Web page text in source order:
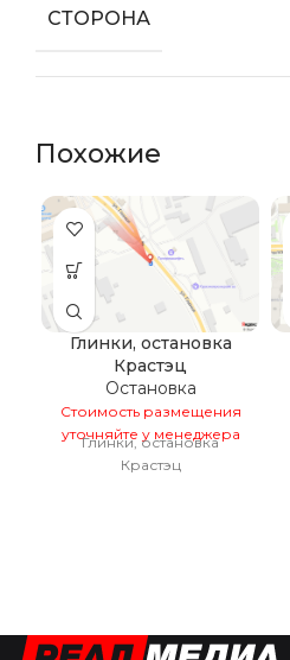
СТОРОНА
Похожие
Глинки, остановка
Крастэц
Остановка
Стоимость размещения
уточняйте у менеджера
Глинки, остановка
Крастэц